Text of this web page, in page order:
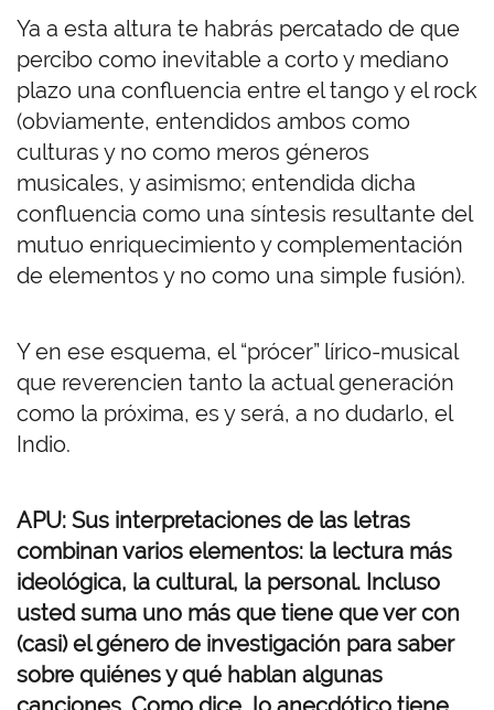
Ya a esta altura te habrás percatado de que
percibo como inevitable a corto y mediano
plazo una confluencia entre el tango y el rock
(obviamente, entendidos ambos como
culturas y no como meros géneros
musicales, y asimismo; entendida dicha
confluencia como una síntesis resultante del
mutuo enriquecimiento y complementación
de elementos y no como una simple fusión).
Y en ese esquema, el “prócer” lírico-musical
que reverencien tanto la actual generación
como la próxima, es y será, a no dudarlo, el
Indio.
APU: Sus interpretaciones de las letras
combinan varios elementos: la lectura más
ideológica, la cultural, la personal. Incluso
usted suma uno más que tiene que ver con
(casi) el género de investigación para saber
sobre quiénes y qué hablan algunas